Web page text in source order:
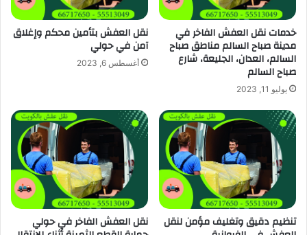
خدمات نقل العفش الفاخر في
مدينة صباح السالم مناطق صباح
السالم، العدان، الجليعة، شارع
صباح السالم
يوليو 11, 2023
نقل العفش بتأمين محكم وإغلاق
آمن في حولي
أغسطس 6, 2023
تنظيم دقيق وتغليف مؤمن لنقل نقل العفش الفاخر في حولي